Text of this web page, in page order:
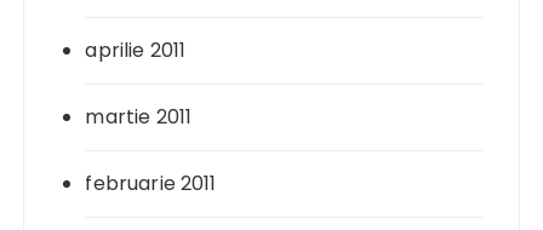
aprilie 2011
martie 2011
februarie 2011